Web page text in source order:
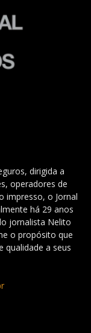
dirigida a
operadores de
impresso, o Jornal
há 29 anos
jornalista Nelito
o propósito que
qualidade a seus